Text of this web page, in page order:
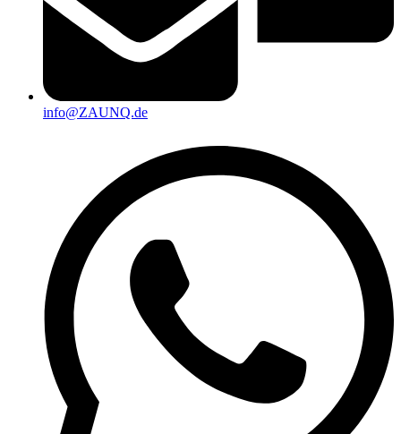
info@ZAUNQ.de